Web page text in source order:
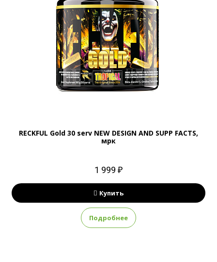
RECKFUL Gold 30 serv NEW DESIGN AND SUPP FACTS,
мрк
1 999 ₽
Купить
Подробнее